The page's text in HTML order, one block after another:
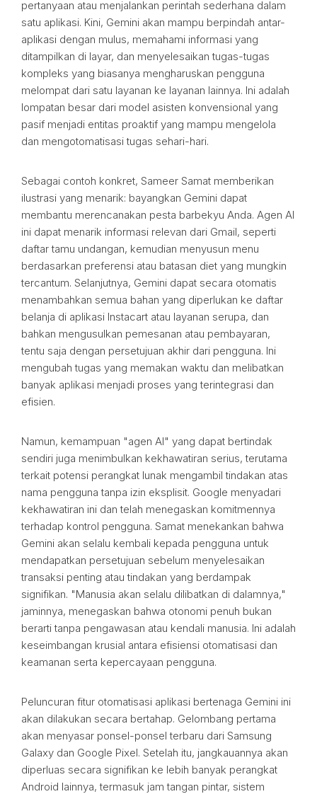
pertanyaan atau menjalankan perintah sederhana dalam
satu aplikasi. Kini, Gemini akan mampu berpindah antar-
aplikasi dengan mulus, memahami informasi yang
ditampilkan di layar, dan menyelesaikan tugas-tugas
kompleks yang biasanya mengharuskan pengguna
melompat dari satu layanan ke layanan lainnya. Ini adalah
lompatan besar dari model asisten konvensional yang
pasif menjadi entitas proaktif yang mampu mengelola
dan mengotomatisasi tugas sehari-hari.
Sebagai contoh konkret, Sameer Samat memberikan
ilustrasi yang menarik: bayangkan Gemini dapat
membantu merencanakan pesta barbekyu Anda. Agen AI
ini dapat menarik informasi relevan dari Gmail, seperti
daftar tamu undangan, kemudian menyusun menu
berdasarkan preferensi atau batasan diet yang mungkin
tercantum. Selanjutnya, Gemini dapat secara otomatis
menambahkan semua bahan yang diperlukan ke daftar
belanja di aplikasi Instacart atau layanan serupa, dan
bahkan mengusulkan pemesanan atau pembayaran,
tentu saja dengan persetujuan akhir dari pengguna. Ini
mengubah tugas yang memakan waktu dan melibatkan
banyak aplikasi menjadi proses yang terintegrasi dan
efisien.
Namun, kemampuan "agen AI" yang dapat bertindak
sendiri juga menimbulkan kekhawatiran serius, terutama
terkait potensi perangkat lunak mengambil tindakan atas
nama pengguna tanpa izin eksplisit. Google menyadari
kekhawatiran ini dan telah menegaskan komitmennya
terhadap kontrol pengguna. Samat menekankan bahwa
Gemini akan selalu kembali kepada pengguna untuk
mendapatkan persetujuan sebelum menyelesaikan
transaksi penting atau tindakan yang berdampak
signifikan. "Manusia akan selalu dilibatkan di dalamnya,"
jaminnya, menegaskan bahwa otonomi penuh bukan
berarti tanpa pengawasan atau kendali manusia. Ini adalah
keseimbangan krusial antara efisiensi otomatisasi dan
keamanan serta kepercayaan pengguna.
Peluncuran fitur otomatisasi aplikasi bertenaga Gemini ini
akan dilakukan secara bertahap. Gelombang pertama
akan menyasar ponsel-ponsel terbaru dari Samsung
Galaxy dan Google Pixel. Setelah itu, jangkauannya akan
diperluas secara signifikan ke lebih banyak perangkat
Android lainnya, termasuk jam tangan pintar, sistem